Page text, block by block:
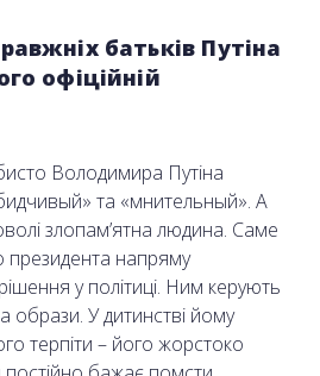
батьків Путіна
офіційній
Володимира Путіна
та «мнительный». А
злопам’ятна людина. Саме
президента напряму
у політиці. Ним керують
а образи. У дитинстві йому
терпіти – його жорстоко